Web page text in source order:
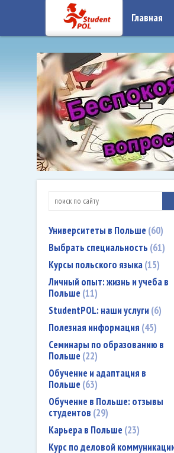
google-site-verification:
Главная
Университеты в Польше 60
Выбрать специальность 61
Курсы польского языка 15
Личный опыт: жизнь и учеба в
Польше 11
StudentPOL: наши услуги 6
Полезная информация 45
Семинары по образованию в
Польше 22
Обучение и адаптация в
Польше 63
Обучение в Польше: отзывы
студентов 29
Карьера в Польше 23
Курс по деловой коммуникации